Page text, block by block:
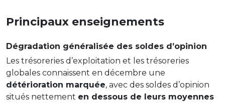
Principaux enseignements
Dégradation généralisée des soldes d’opinion
Les trésoreries d’exploitation et les trésoreries
globales connaissent en décembre une
détérioration marquée, avec des soldes d’opinion
situés nettement en dessous de leurs moyennes